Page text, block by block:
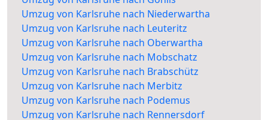
Umzug von Karlsruhe nach Niederwartha
Umzug von Karlsruhe nach Leuteritz
Umzug von Karlsruhe nach Oberwartha
Umzug von Karlsruhe nach Mobschatz
Umzug von Karlsruhe nach Brabschütz
Umzug von Karlsruhe nach Merbitz
Umzug von Karlsruhe nach Podemus
Umzug von Karlsruhe nach Rennersdorf